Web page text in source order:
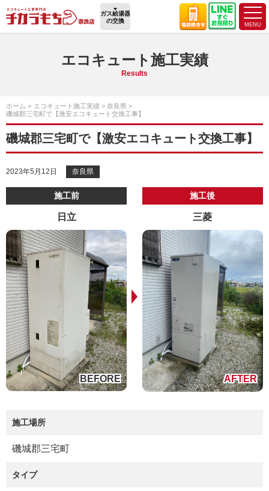
ガス給湯器
の交換
エコキュート施工実績
Results
ホーム エコキュート施工実績
奈良県
磯城郡三宅町で【激安エコキュート交換工事】
磯城郡三宅町で【激安エコキュート交換工事】
2023年5月12日 奈良県
施工前
日立
施工後
三菱
施工場所
磯城郡三宅町
タイプ